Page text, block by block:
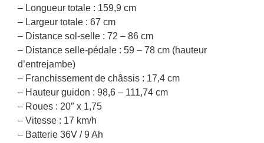
– Longueur totale : 159,9 cm
– Largeur totale : 67 cm
– Distance sol-selle : 72 – 86 cm
– Distance selle-pédale : 59 – 78 cm (hauteur
d’entrejambe)
– Franchissement de châssis : 17,4 cm
– Hauteur guidon : 98,6 – 111,74 cm
– Roues : 20″ x 1,75
– Vitesse : 17 km/h
– Batterie 36V / 9 Ah